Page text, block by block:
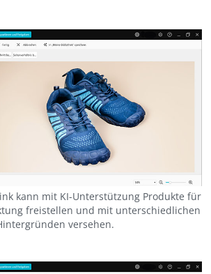
kann mit KI-Unterstützung Produkte für
freistellen und mit unterschiedlichen
versehen.